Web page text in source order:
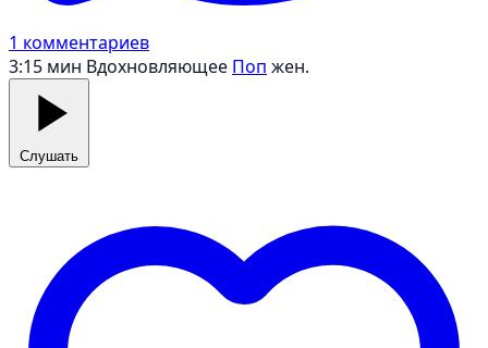
1 комментариев
3:15 мин Вдохновляющее Поп жен.
Слушать